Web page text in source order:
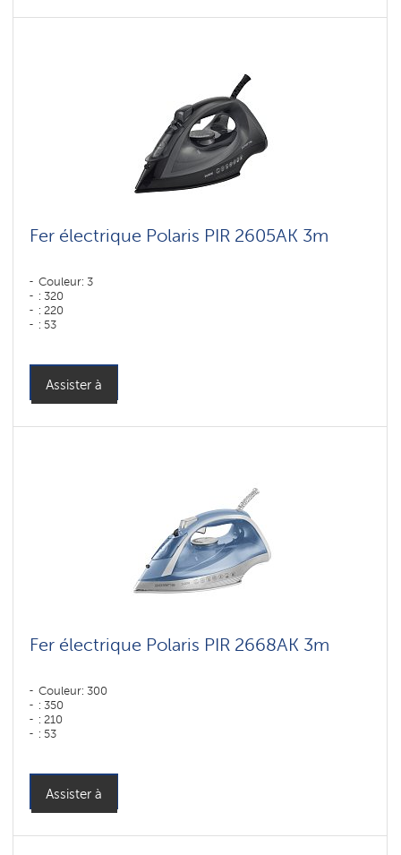
Fer électrique Polaris PIR 2605AK 3m
Couleur: 3
: 320
: 220
: 53
Assister à
Fer électrique Polaris PIR 2668AK 3m
Couleur: 300
: 350
: 210
: 53
Assister à